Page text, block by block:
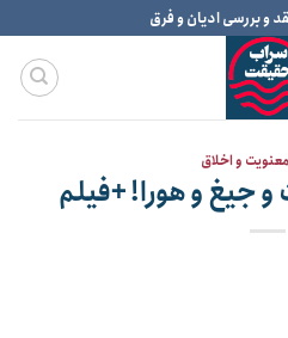
و بررسی ادیان و فرق
و اخلاق
جیغ و هورا! +فیلم